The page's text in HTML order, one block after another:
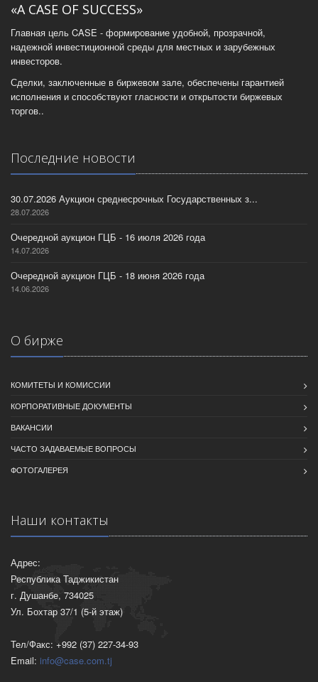
«A CASE OF SUCCESS»
Главная цель CASE - формирование удобной, прозрачной,
надежной инвестиционной среды для местных и зарубежных
инвесторов.
Сделки, заключенные в биржевом зале, обеспечены гарантией
исполнения и способствуют гласности и открытости биржевых
торгов..
Последние новости
30.07.2026 Аукцион среднесрочных Государственных з...
28.07.2026
Очередной аукцион ГЦБ - 16 июля 2026 года
14.07.2026
Очередной аукцион ГЦБ - 18 июня 2026 года
14.06.2026
О бирже
КОМИТЕТЫ И КОМИССИИ
КОРПОРАТИВНЫЕ ДОКУМЕНТЫ
ВАКАНСИИ
ЧАСТО ЗАДАВАЕМЫЕ ВОПРОСЫ
ФОТОГАЛЕРЕЯ
Наши контакты
Адрес:
Республика Таджикистан
г. Душанбе, 734025
Ул. Бохтар 37/1 (5-й этаж)
Тел/Факс: +992 (37) 227-34-93
Email: info@case.com.tj